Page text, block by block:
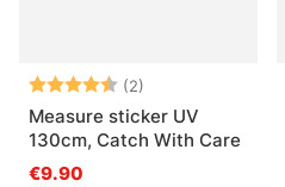
Note: (2)
Measure sticker UV
130cm, Catch With Care
€9.90